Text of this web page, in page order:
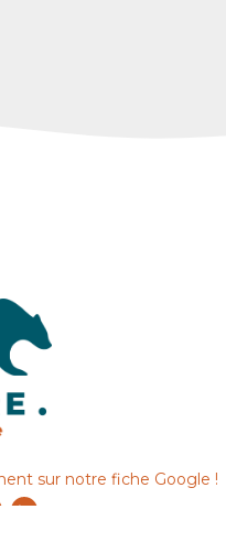
sur notre fiche Google !